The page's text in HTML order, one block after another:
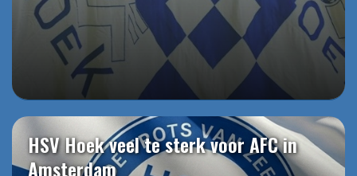
HSV Hoek veel te sterk voor AFC in
Amsterdam